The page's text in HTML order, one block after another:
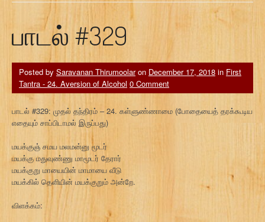
பாடல் #329
Posted by Saravanan Thirumoolaron December 17, 2018 in First
Tantra - 24. Aversion of Alcohol 0 Comment
பாடல் #329: முதல் தந்திரம் – 24. கள்ளுண்ணாமை (போதையைத் தரக்கூடிய
எதையும் சாப்பிடாமல் இருப்பது)
மயக்குஞ் சமய மலமன்னு மூடர்
மயக்கு மதுவுண்ணு மாமூடர் தேரார்
மயக்குறு மாயையின் மாமாயை வீடு
மயக்கில் தெளியின் மயக்குறும் அன்றே.
விளக்கம்: